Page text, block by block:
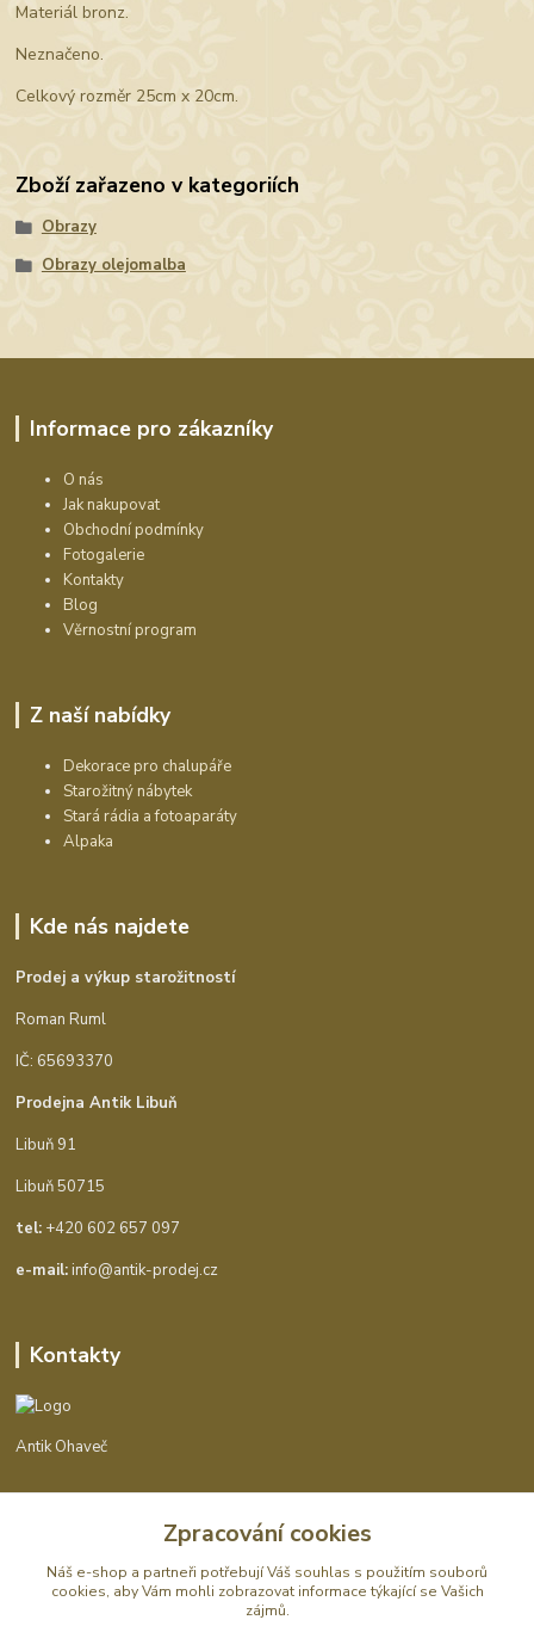
Materiál bronz.
Neznačeno.
Celkový rozměr 25cm x 20cm.
Zboží zařazeno v kategoriích
Obrazy
Obrazy olejomalba
Informace pro zákazníky
O nás
Jak nakupovat
Obchodní podmínky
Fotogalerie
Kontakty
Blog
Věrnostní program
Z naší nabídky
Dekorace pro chalupáře
Starožitný nábytek
Stará rádia a fotoaparáty
Alpaka
Kde nás najdete
Prodej a výkup starožitností
Roman Ruml
IČ: 65693370
Prodejna Antik Libuň
Libuň 91
Libuň 50715
tel: +420 602 657 097
e-mail:info@antik-prodej.cz
Kontakty
Antik Ohaveč
info@antik-prodej.cz
Zpracování cookies
Náš e-shop a partneři potřebují Váš souhlas s použitím souborů
cookies, aby Vám mohli zobrazovat informace týkající se Vašich
zájmů.